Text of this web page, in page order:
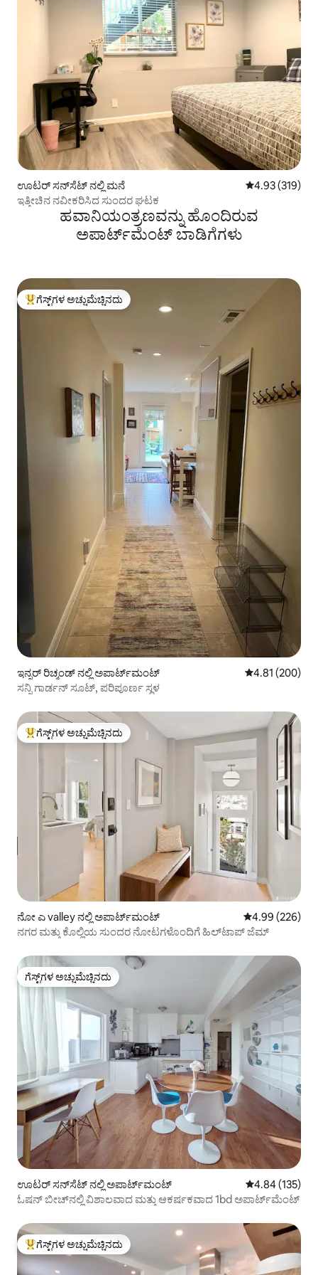
ಊಟರ್ ಸನ್‌ಸೆಟ್ ನಲ್ಲಿ ಮನೆ 5 ರಲ್ಲಿ 4.93
4.93 (319)
ಇತ್ತೀಚಿನ ನವೀಕರಿಸಿದ ಸುಂದರ ಘಟಕ
ಹವಾನಿಯಂತ್ರಣವನ್ನು ಹೊಂದಿರುವ
ಅಪಾರ್ಟ್‌ಮೆಂಟ್‌ ಬಾಡಿಗೆಗಳು
ಗೆಸ್ಟ್‌ಗಳಿಗೆ ಅತಿ ಹೆಚ್ಚು ಅಚ್ಚುಮೆಚ್ಚಿನದು
ಗೆಸ್ಟ್‌ಗಳ ಅಚ್ಚುಮೆಚ್ಚಿನದು
ಇನ್ನರ್ ರಿಚ್ಮಂಡ್ ನಲ್ಲಿ ಅಪಾರ್ಟ್‌ಮಂಟ್ 5 ರಲ್ಲಿ 4.81
4.81 (200)
ಸನ್ನಿ ಗಾರ್ಡನ್ ಸೂಟ್, ಪರಿಪೂರ್ಣ ಸ್ಥಳ
ಗೆಸ್ಟ್‌ಗಳಿಗೆ ಅತಿ ಹೆಚ್ಚು ಅಚ್ಚುಮೆಚ್ಚಿನದು
ಗೆಸ್ಟ್‌ಗಳ ಅಚ್ಚುಮೆಚ್ಚಿನದು
ನೋ ಎ valley ನಲ್ಲಿ ಅಪಾರ್ಟ್‌ಮಂಟ್ 5 ರಲ್ಲಿ 4.99
4.99 (226)
ನಗರ ಮತ್ತು ಕೊಲ್ಲಿಯ ಸುಂದರ ನೋಟಗಳೊಂದಿಗೆ ಹಿಲ್‌ಟಾಪ್ ಜೆಮ್
ಗೆಸ್ಟ್‌ಗಳ ಅಚ್ಚುಮೆಚ್ಚಿನದು
ಗೆಸ್ಟ್‌ಗಳ ಅಚ್ಚುಮೆಚ್ಚಿನದು
ಊಟರ್ ಸನ್‌ಸೆಟ್ ನಲ್ಲಿ ಅಪಾರ್ಟ್‌ಮಂಟ್ 5 ರಲ್ಲಿ 4.84
4.84 (135)
ಓಷನ್ ಬೀಚ್‌ನಲ್ಲಿ ವಿಶಾಲವಾದ ಮತ್ತು ಆಕರ್ಷಕವಾದ 1bd ಅಪಾರ್ಟ್‌ಮೆಂಟ್
ಗೆಸ್ಟ್‌ಗಳಿಗೆ ಅತಿ ಹೆಚ್ಚು ಅಚ್ಚುಮೆಚ್ಚಿನದು
ಗೆಸ್ಟ್‌ಗಳ ಅಚ್ಚುಮೆಚ್ಚಿನದು